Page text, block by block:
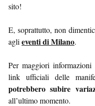
sito!
E, soprattutto, non
agli eventi di Milano.
Per maggiori
link ufficiali delle
potrebbero subire
all’ultimo momento.